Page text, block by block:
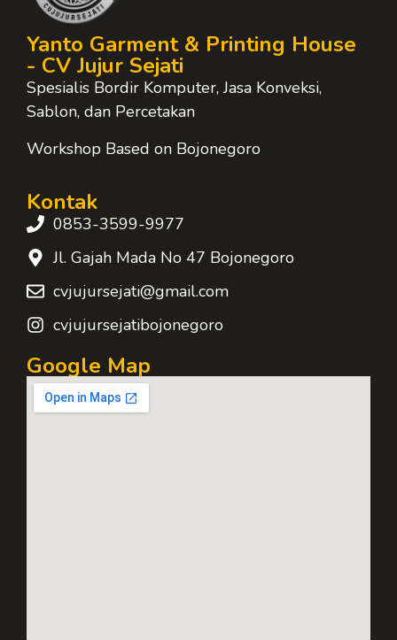
Yanto Garment & Printing House
- CV Jujur Sejati
Spesialis Bordir Komputer, Jasa Konveksi,
Sablon, dan Percetakan
Workshop Based on Bojonegoro
Kontak
0853-3599-9977
Jl. Gajah Mada No 47 Bojonegoro
cvjujursejati@gmail.com
cvjujursejatibojonegoro
Google Map